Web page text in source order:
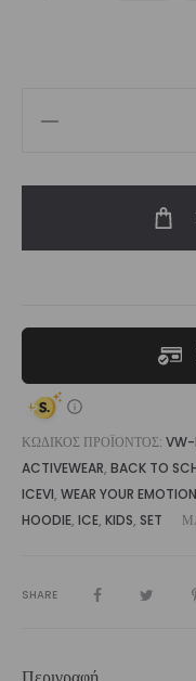
Vasiliki
ΚΩΔΙΚΌΣ ΠΡΟΪΌΝΤΟΣ: VW-
ACTIVEWEAR, BACK TO
ICEVI, WEAR YOUR
HOODIE, ICE, KIDS, SET
SHARE